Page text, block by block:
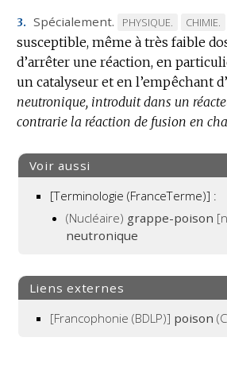
3. Spécialement.
MARQUE
DE
DOMAINE
:
PHYSIQUE.
MARQUE
DE
:
CHIMIE.
susceptible, même à très faible
d’arrêter une réaction, en
un catalyseur et en l’empêchant
neutronique, introduit dans un
contrarie la réaction de fusion en
Voir aussi
[Terminologie (FranceTerme)] :
(Nucléaire) grappe-poison
neutronique
Liens externes
[Francophonie (BDLP)] poison